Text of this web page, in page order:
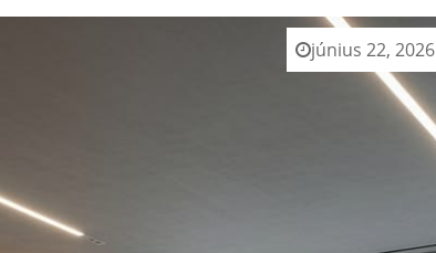
június 22, 2026